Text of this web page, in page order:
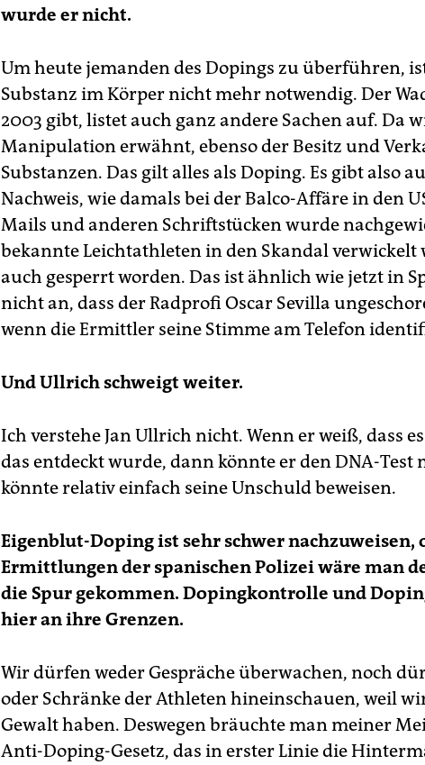
wurde er nicht.
Um heute jemanden des Dopings zu überführen,
Substanz im Körper nicht mehr notwendig. Der
2003 gibt, listet auch ganz andere Sachen auf. Da
Manipulation erwähnt, ebenso der Besitz und
Substanzen. Das gilt alles als Doping. Es gibt also
Nachweis, wie damals bei der Balco-Affäre in den
Mails und anderen Schriftstücken wurde
bekannte Leichtathleten in den Skandal verwickelt
auch gesperrt worden. Das ist ähnlich wie jetzt in
nicht an, dass der Radprofi Oscar Sevilla
wenn die Ermittler seine Stimme am Telefon
Und Ullrich schweigt weiter.
Ich verstehe Jan Ullrich nicht. Wenn er weiß, dass
das entdeckt wurde, dann könnte er den DNA-Test
könnte relativ einfach seine Unschuld beweisen.
Eigenblut-Doping ist sehr schwer nachzuweisen,
Ermittlungen der spanischen Polizei wäre man
die Spur gekommen. Dopingkontrolle und
hier an ihre Grenzen.
Wir dürfen weder Gespräche überwachen, noch
oder Schränke der Athleten hineinschauen, weil
Gewalt haben. Deswegen bräuchte man meiner
Anti-Doping-Gesetz, das in erster Linie die